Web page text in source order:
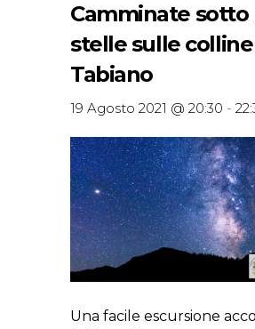
Camminate sotto
stelle sulle
Tabiano
19 Agosto 2021 @ 20:30 -
Una facile escursione